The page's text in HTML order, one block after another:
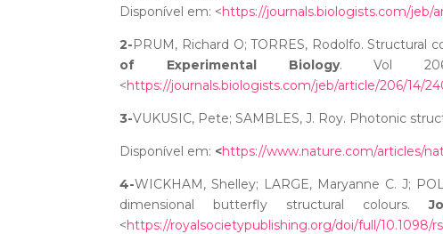
Disponível em: <https://journals.biologists.com/jeb/
2-PRUM, Richard O; TORRES, Rodolfo.
of Experimental Biology. Vol
<https://journals.biologists.com/jeb/article/206/14/
3-VUKUSIC, Pete; SAMBLES, J. Roy. Photonic
Disponível em: <https://www.nature.com/articles/
4-WICKHAM, Shelley; LARGE, Maryanne C. J;
dimensional butterfly structural colours.
<https://royalsocietypublishing.org/doi/full/10.1098/